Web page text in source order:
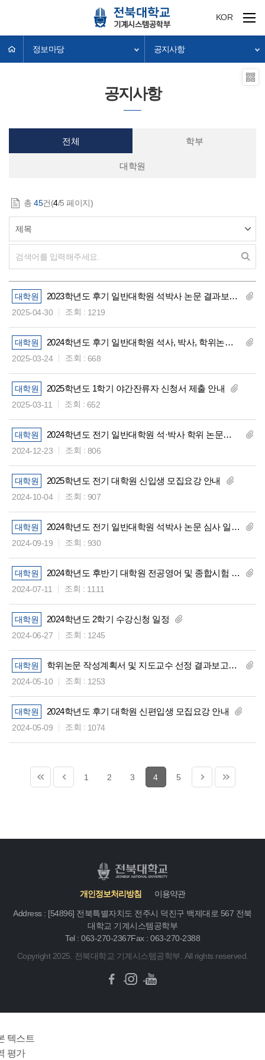
KOR
정보마당 공지사항
공지사항
전체 학부
대학원
총 45건(4/5 페이지)
대학원 2023학년도 후기 일반대학원 석박사 논문 결과보고서 제출 안내
2025-04-30 조회 : 1219
대학원 2024학년도 후기 일반대학원 석사, 박사, 학위논문 심사계획 안내
2025-03-24 조회 : 668
대학원 2025학년도 1학기 야간잔류자 신청서 제출 안내
2025-03-11 조회 : 652
대학원 2024학년도 전기 일반대학원 석·박사 학위 논문심사 결과보고서 제출 안내
2024-12-23 조회 : 806
대학원 2025학년도 전기 대학원 신입생 모집요강 안내
2024-10-04 조회 : 907
대학원 2024학년도 전기 일반대학원 석박사 논문 심사 일정 안내
2024-09-19 조회 : 930
대학원 2024학년도 후반기 대학원 전공영어 및 종합시험 실시 안내
2024-07-11 조회 : 1111
대학원 2024학년도 2학기 수강신청 일정
2024-06-27 조회 : 1245
대학원 학위논문 작성계획서 및 지도교수 선정 결과보고서 제출 안내
2024-05-10 조회 : 1253
대학원 2024학년도 후기 대학원 신편입생 모집요강 안내
2024-05-09 조회 : 1074
1 2 3 4 5
개인정보처리방침 이용약관
Address : [54896] 전북특별자치도 전주시 덕진구 백제대로 567 전북
대학교 기계시스템공학부
Tel : 063-270-2367Fax : 063-270-2388
Copyright 2025. 전북대학교 기계시스템공학부. All rights reserved.
텍스트
평가